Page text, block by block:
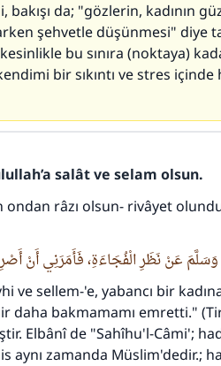
bakışı da; "gözlerin, kadının
şehvetle düşünmesi" diye
bu sınıra (noktaya)
bir sıkıntı ve stres
salât ve selam olsun.
ondan râzı olsun- rivâyet
وَسَلَّمَ عَنْ نَظَرِ الْفُجَاءَةِ، فَأَمَرَنِي أَنْ
ve sellem-'e, yabancı bir
daha bakmamamı emretti."
Elbânî de "Sahîhu'l-Câmi';
aynı zamanda Müslim'dedir.;